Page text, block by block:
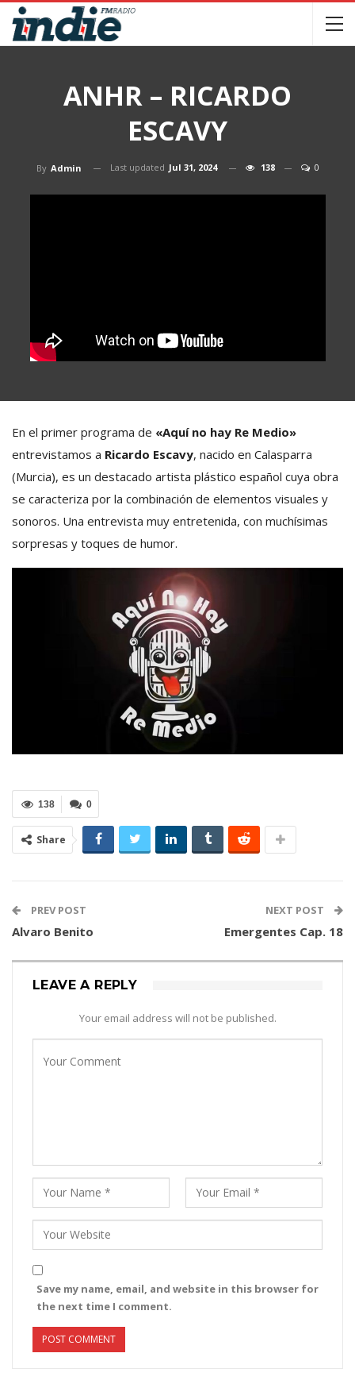
ANHR – RICARDO
ESCAVY
By Admin Last updated Jul 31, 2024 138 0
En el primer programa de «Aquí no hay Re Medio»
entrevistamos a Ricardo Escavy, nacido en Calasparra
(Murcia), es un destacado artista plástico español cuya obra
se caracteriza por la combinación de elementos visuales y
sonoros. Una entrevista muy entretenida, con muchísimas
sorpresas y toques de humor.
0
138
Share
PREV POST
Alvaro Benito
NEXT POST
Emergentes Cap. 18
LEAVE A REPLY
Your email address will not be published.
Save my name, email, and website in this browser for
the next time I comment.